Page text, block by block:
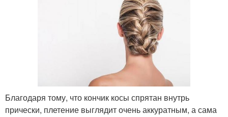
Благодаря тому, что кончик косы спрятан внутрь
прически, плетение выглядит очень аккуратным, а сама